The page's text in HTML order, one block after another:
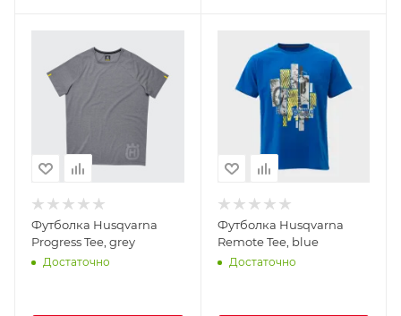
Футболка Husqvarna
Progress Tee, grey
Достаточно
Футболка Husqvarna
Remote Tee, blue
Достаточно